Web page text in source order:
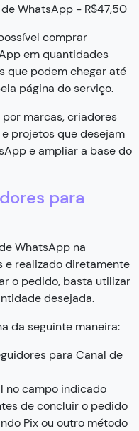
WhatsApp - R$47,50
comprar
em quantidades
que podem chegar até
página do serviço.
marcas, criadores
projetos que desejam
e ampliar a base do
para
WhatsApp na
e realizado diretamente
o pedido, basta utilizar
desejada.
da seguinte maneira:
para Canal de
no campo indicado
de concluir o pedido
Pix ou outro método